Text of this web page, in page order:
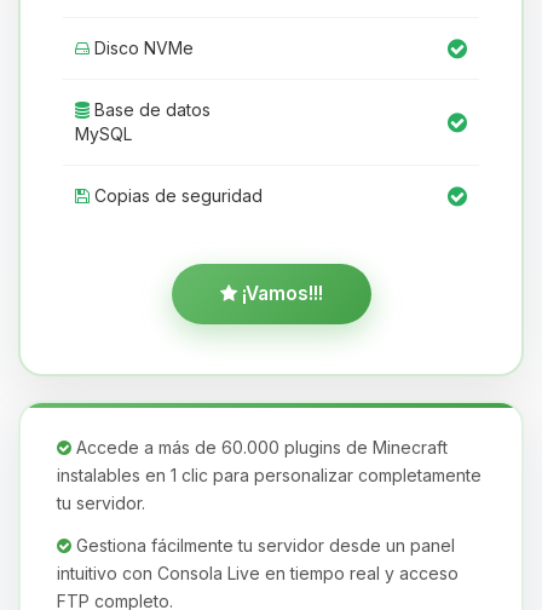
Disco NVMe
Base de datos
MySQL
Copias de seguridad
¡Vamos!!!
Accede a más de 60.000 plugins de Minecraft
instalables en 1 clic para personalizar completamente
tu servidor.
Gestiona fácilmente tu servidor desde un panel
intuitivo con Consola Live en tiempo real y acceso
FTP completo.